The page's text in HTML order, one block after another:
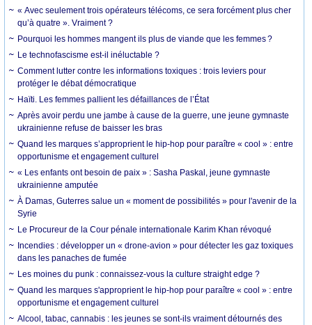
« Avec seulement trois opérateurs télécoms, ce sera forcément plus cher
qu’à quatre ». Vraiment ?
Pourquoi les hommes mangent ils plus de viande que les femmes ?
Le technofascisme est-il inéluctable ?
Comment lutter contre les informations toxiques : trois leviers pour
protéger le débat démocratique
Haïti. Les femmes pallient les défaillances de l’État
Après avoir perdu une jambe à cause de la guerre, une jeune gymnaste
ukrainienne refuse de baisser les bras
Quand les marques s’approprient le hip-hop pour paraître « cool » : entre
opportunisme et engagement culturel
« Les enfants ont besoin de paix » : Sasha Paskal, jeune gymnaste
ukrainienne amputée
À Damas, Guterres salue un « moment de possibilités » pour l'avenir de la
Syrie
Le Procureur de la Cour pénale internationale Karim Khan révoqué
Incendies : développer un « drone-avion » pour détecter les gaz toxiques
dans les panaches de fumée
Les moines du punk : connaissez-vous la culture straight edge ?
Quand les marques s'approprient le hip-hop pour paraître « cool » : entre
opportunisme et engagement culturel
Alcool, tabac, cannabis : les jeunes se sont-ils vraiment détournés des